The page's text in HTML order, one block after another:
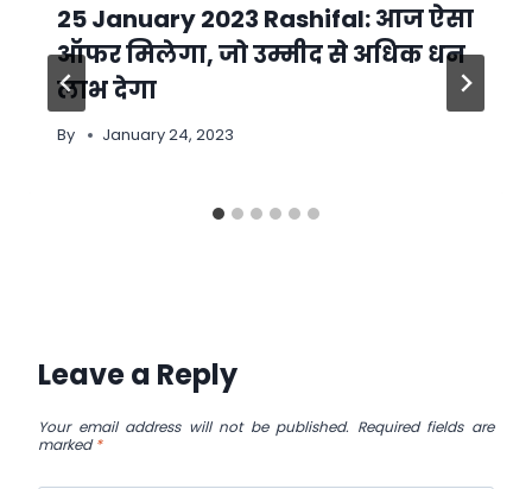
25 January 2023 Rashifal: आज ऐसा
ऑफर मिलेगा, जो उम्मीद से अधिक धन
लाभ देगा
By January 24, 2023
Leave a Reply
Your email address will not be published. Required fields are
marked*